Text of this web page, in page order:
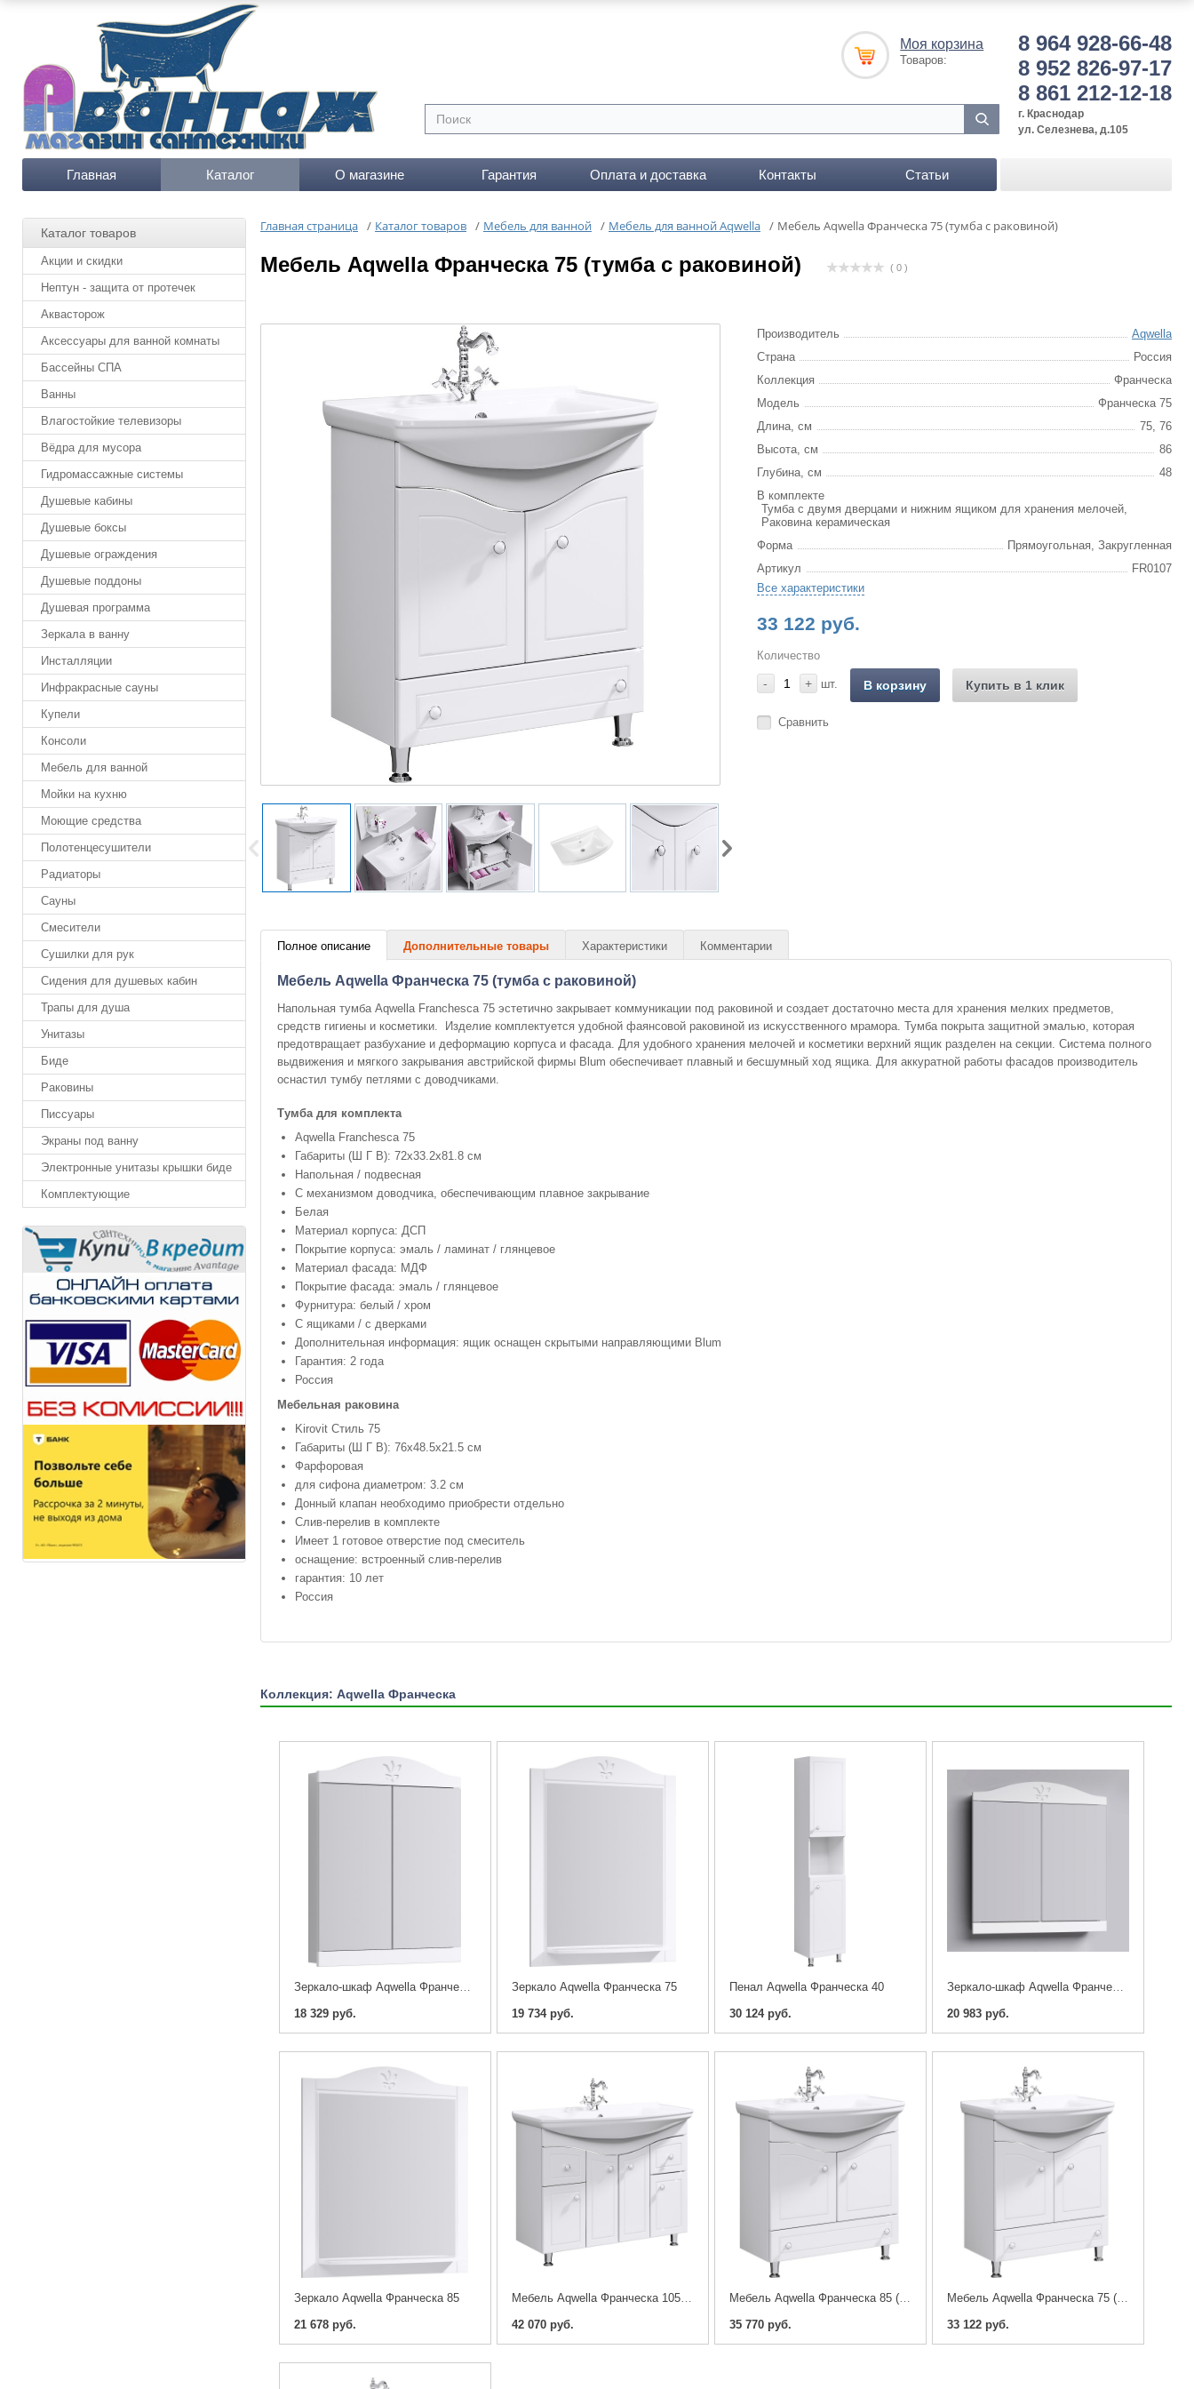
8 964 928-66-48
8 952 826-97-17
8 861 212-12-18
г. Краснодар
ул. Селезнева, д.105
Моя корзина
Товаров:
Главная Каталог О магазине Гарантия Оплата и доставка Контакты Статьи
Каталог товаров
Акции и скидки
Нептун - защита от протечек
Аквасторож
Аксессуары для ванной комнаты
Бассейны СПА
Ванны
Влагостойкие телевизоры
Вёдра для мусора
Гидромассажные системы
Душевые кабины
Душевые боксы
Душевые ограждения
Душевые поддоны
Душевая программа
Зеркала в ванну
Инсталляции
Инфракрасные сауны
Купели
Консоли
Мебель для ванной
Мойки на кухню
Моющие средства
Полотенцесушители
Радиаторы
Сауны
Смесители
Сушилки для рук
Сидения для душевых кабин
Трапы для душа
Унитазы
Биде
Раковины
Писсуары
Экраны под ванну
Электронные унитазы крышки биде
Комплектующие
Главная страница / Каталог товаров / Мебель для ванной / Мебель для ванной Aqwella / Мебель Aqwella Франческа 75 (тумба с раковиной)
Мебель Aqwella Франческа 75 (тумба с раковиной) ( 0 )
Производитель
Aqwella
Страна
Россия
Коллекция
Франческа
Модель
Франческа 75
Длина, см
75, 76
Высота, см
86
Глубина, см
48
В комплекте
Тумба с двумя дверцами и нижним ящиком для хранения мелочей,
Раковина керамическая
Форма
Прямоугольная, Закругленная
Артикул
FR0107
Все характеристики
33 122 руб.
Количество
- + шт. В корзину Купить в 1 клик
Сравнить
Полное описание Дополнительные товары Характеристики Комментарии
Мебель Aqwella Франческа 75 (тумба с раковиной)
Напольная тумба Aqwella Franchesca 75 эстетично закрывает коммуникации под раковиной и создает достаточно места для хранения мелких предметов,
средств гигиены и косметики. Изделие комплектуется удобной фаянсовой раковиной из искусственного мрамора. Тумба покрыта защитной эмалью, которая
предотвращает разбухание и деформацию корпуса и фасада. Для удобного хранения мелочей и косметики верхний ящик разделен на секции. Система полного
выдвижения и мягкого закрывания австрийской фирмы Blum обеспечивает плавный и бесшумный ход ящика. Для аккуратной работы фасадов производитель
оснастил тумбу петлями с доводчиками.
Тумба для комплекта
Aqwella Franchesca 75
Габариты (Ш Г В): 72x33.2x81.8 см
Напольная / подвесная
С механизмом доводчика, обеспечивающим плавное закрывание
Белая
Материал корпуса: ДСП
Покрытие корпуса: эмаль / ламинат / глянцевое
Материал фасада: МДФ
Покрытие фасада: эмаль / глянцевое
Фурнитура: белый / хром
С ящиками / с дверками
Дополнительная информация: ящик оснащен скрытыми направляющими Blum
Гарантия: 2 года
Россия
Мебельная раковина
Kirovit Стиль 75
Габариты (Ш Г В): 76x48.5x21.5 см
Фарфоровая
для сифона диаметром: 3.2 см
Донный клапан необходимо приобрести отдельно
Слив-перелив в комплекте
Имеет 1 готовое отверстие под смеситель
оснащение: встроенный слив-перелив
гарантия: 10 лет
Россия
Коллекция: Aqwella Франческа
Зеркало-шкаф Aqwella Франческа 65
18 329 руб.
Зеркало Aqwella Франческа 75
19 734 руб.
Пенал Aqwella Франческа 40
30 124 руб.
Зеркало-шкаф Aqwella Франческа 85
20 983 руб.
Зеркало Aqwella Франческа 85
21 678 руб.
Мебель Aqwella Франческа 105 (тумба с раковиной)
42 070 руб.
Мебель Aqwella Франческа 85 (тумба с раковиной)
35 770 руб.
Мебель Aqwella Франческа 75 (тумба с раковиной)
33 122 руб.